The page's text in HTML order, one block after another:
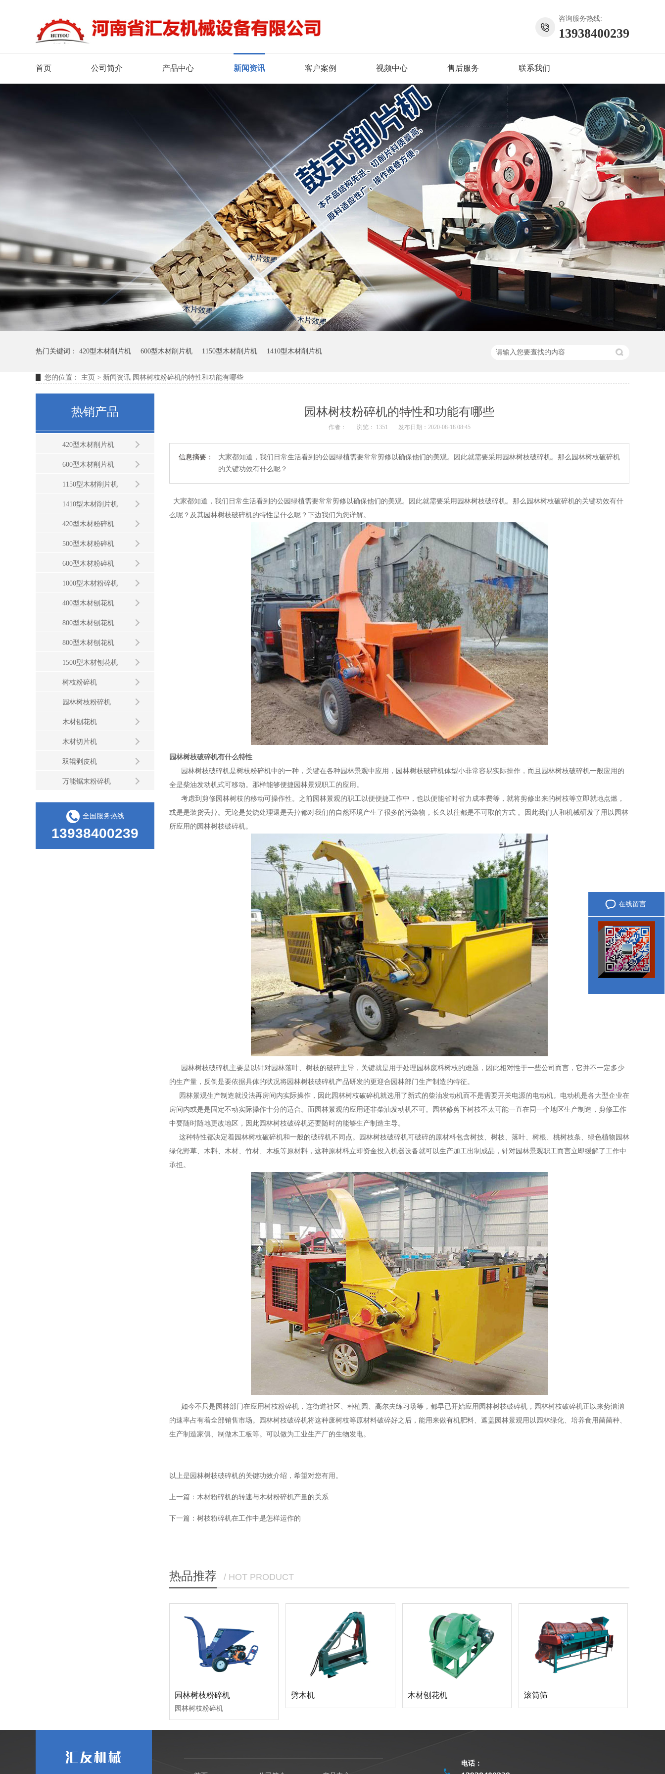
咨询服务热线:
13938400239
首页 公司简介 产品中心 新闻资讯 客户案例 视频中心 售后服务 联系我们
热门关键词： 420型木材削片机 600型木材削片机 1150型木材削片机 1410型木材削片机
您的位置： 主页 > 新闻资讯 园林树枝粉碎机的特性和功能有哪些
热销产品
420型木材削片机
600型木材削片机
1150型木材削片机
1410型木材削片机
420型木材粉碎机
500型木材粉碎机
600型木材粉碎机
1000型木材粉碎机
400型木材刨花机
800型木材刨花机
800型木材刨花机
1500型木材刨花机
树枝粉碎机
园林树枝粉碎机
木材刨花机
木材切片机
双辊剥皮机
万能锯末粉碎机
全国服务热线
13938400239
园林树枝粉碎机的特性和功能有哪些
作者： 浏览： 1351 发布日期：2020-08-18 08:45
信息摘要：
大家都知道，我们日常生活看到的公园绿植需要常常剪修以确保他们的美观。因此就需要采用园林树枝破碎机。那么园林树枝破碎机
的关键功效有什么呢？
大家都知道，我们日常生活看到的公园绿植需要常常剪修以确保他们的美观。因此就需要采用园林树枝破碎机。那么园林树枝破碎机的关键功效有什
么呢？及其园林树枝破碎机的特性是什么呢？下边我们为您详解。
园林树枝破碎机有什么特性
园林树枝破碎机是树枝粉碎机中的一种，关键在各种园林景观中应用，园林树枝破碎机体型小非常容易实际操作，而且园林树枝破碎机一般应用的
全是柴油发动机式可移动。那样能够便捷园林景观职工的应用。
考虑到剪修园林树枝的移动可操作性。之前园林景观的职工以便便捷工作中，也以便能省时省力成本费等，就将剪修出来的树枝等立即就地点燃，
或是是装货丢掉。无论是焚烧处理還是丢掉都对我们的自然环境产生了很多的污染物，长久以往都是不可取的方式 。因此我们人和机械研发了用以园林
所应用的园林树枝破碎机。
园林树枝破碎机主要是以针对园林落叶、树枝的破碎主导，关键就是用于处理园林废料树枝的难题，因此相对性于一些公司而言，它并不一定多少
的生产量，反倒是要依据具体的状况将园林树枝破碎机产品研发的更迎合园林部门生产制造的特征。
园林景观生产制造就没法再房间内实际操作，因此园林树枝破碎机就选用了新式的柴油发动机而不是需要开关电源的电动机。电动机是各大型企业在
房间内或是是固定不动实际操作十分的适合。而园林景观的应用还非柴油发动机不可。园林修剪下树枝不太可能一直在同一个地区生产制造，剪修工作
中要随时随地更改地区，因此园林树枝破碎机还要随时的能够生产制造主导。
这种特性都决定着园林树枝破碎机和一般的破碎机不同点。园林树枝破碎机可破碎的原材料包含树技、树枝、落叶、树根、桃树枝条、绿色植物园林
绿化野草、木料、木材、竹材、木板等原材料，这种原材料立即资金投入机器设备就可以生产加工出制成品，针对园林景观职工而言立即缓解了工作中
承担。
如今不只是园林部门在应用树枝粉碎机，连街道社区、种植园、高尔夫练习场等，都早已开始应用园林树枝破碎机，园林树枝破碎机正以来势汹汹
的速率占有着全部销售市场。园林树枝破碎机将这种废树枝等原材料破碎好之后，能用来做有机肥料、遮盖园林景观用以园林绿化、培养食用菌菌种、
生产制造家俱、制做木工板等。可以做为工业生产厂的生物发电。
以上是园林树枝破碎机的关键功效介绍，希望对您有用。
上一篇： 木材粉碎机的转速与木材粉碎机产量的关系
下一篇： 树枝粉碎机在工作中是怎样运作的
热品推荐 / HOT PRODUCT
园林树枝粉碎机
园林树枝粉碎机
劈木机 木材刨花机 滚筒筛
电话：
在线留言
微信咨询